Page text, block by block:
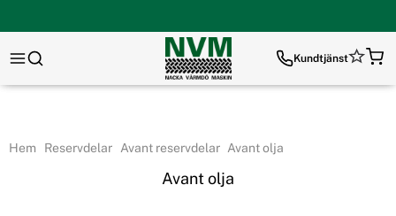
Kundtjänst
Hem Reservdelar Avant reservdelar Avant olja
Avant olja